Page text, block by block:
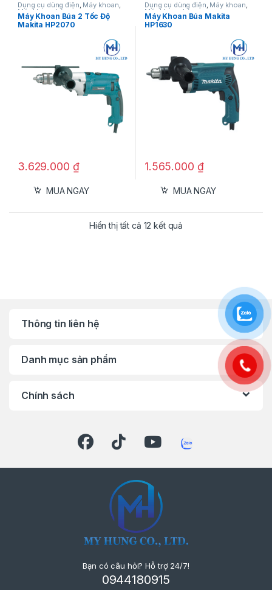
Dụng cụ dùng điện, Máy khoan,
Máy khoan búa
Máy Khoan Búa 2 Tốc Độ
Makita HP2070
3.629.000 ₫
MUA NGAY
Dụng cụ dùng điện, Máy khoan,
Máy khoan búa
Máy Khoan Búa Makita
HP1630
1.565.000 ₫
MUA NGAY
Hiển thị tất cả 12 kết quả
Thông tin liên hệ
Danh mục sản phẩm
Chính sách
Bạn có câu hỏi? Hỗ trợ 24/7!
0944180915